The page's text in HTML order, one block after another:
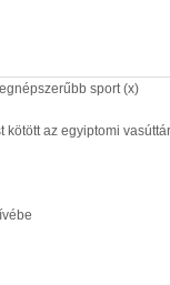
sport (x)
az egyiptomi